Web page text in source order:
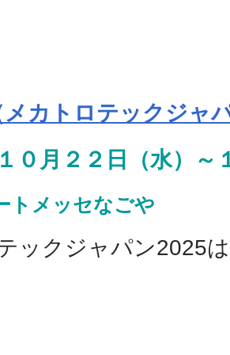
メカトロテックジャ
０月２２日（水）～
トメッセなごや
ックジャパン2025